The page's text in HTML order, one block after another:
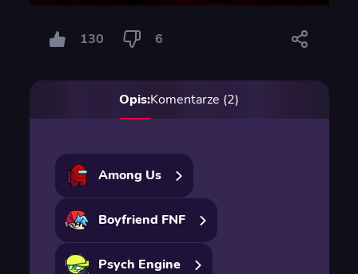
130 6
Opis:Komentarze (2)
Among Us
Boyfriend FNF
Psych Engine